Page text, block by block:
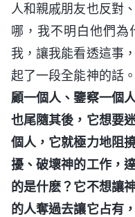
人和親戚朋友也反對
哪，我不明白他們為
我，讓我能看透這事
起了一段全能神的話
顧一個人、鑒察一個
也尾隨其後，它想要
個人，它就極力地阻
擾、破壞神的工作，
的是什麽？它不想讓
的人奪過去讓它占有